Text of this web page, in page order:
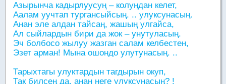
Азырынча кадырлуусуң – колуңдан келет,
Аалам уучтап тургансыйсың. .. улуксунасың.
Анан эле алдан тайсаң, жашың улгайса,
Ал сыйлардын бири да жок – унутуласың.
Эч болбосо жылуу жазган салам келбестен,
Эзет арман! Мына ошондо улутунасың. ..
Тарыхтагы улуктардын тагдырын окуп,
Так билсең да, анан неге улуксунасың? !